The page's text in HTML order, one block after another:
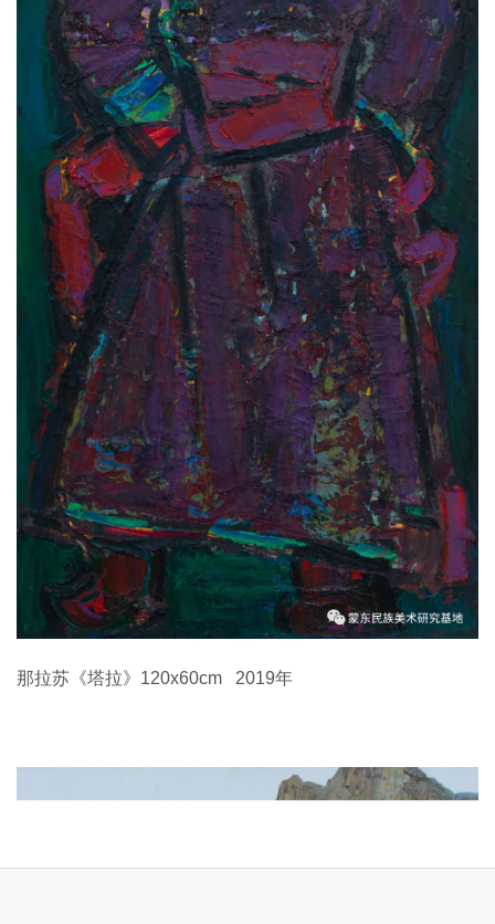
那拉苏《塔拉》120x60cm 2019年